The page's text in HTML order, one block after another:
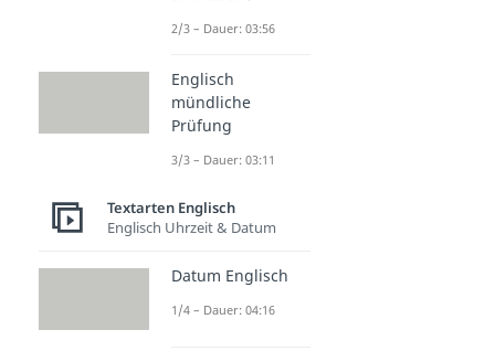
2/3 – Dauer: 03:56
Englisch
mündliche
Prüfung
3/3 – Dauer: 03:11
Textarten Englisch
Englisch Uhrzeit & Datum
Datum Englisch
1/4 – Dauer: 04:16